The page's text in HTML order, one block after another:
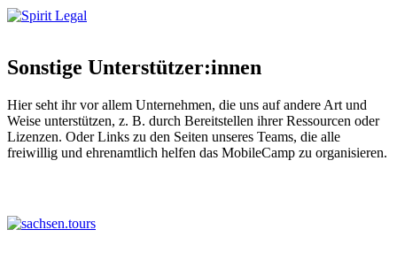
Sonstige Unterstützer:innen
Hier seht ihr vor allem Unternehmen, die uns auf andere Art und
Weise unterstützen, z. B. durch Bereitstellen ihrer Ressourcen oder
Lizenzen. Oder Links zu den Seiten unseres Teams, die alle
freiwillig und ehrenamtlich helfen das MobileCamp zu organisieren.